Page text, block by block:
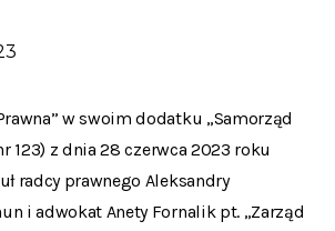
w swoim dodatku „Samorząd
123) z dnia 28 czerwca 2023 roku
radcy prawnego Aleksandry
i adwokat Anety Fornalik pt. „Zarząd